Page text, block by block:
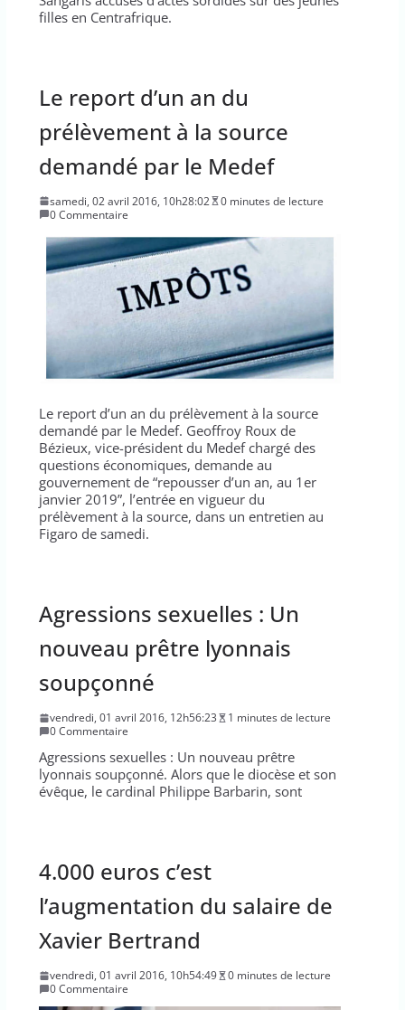
filles en Centrafrique.
Le report d’un an du
prélèvement à la source
demandé par le Medef
samedi, 02 avril 2016, 10h28:02
0 minutes de lecture
0 Commentaire
Le report d’un an du prélèvement à la source
demandé par le Medef. Geoffroy Roux de
Bézieux, vice-président du Medef chargé des
questions économiques, demande au
gouvernement de “repousser d’un an, au 1er
janvier 2019”, l’entrée en vigueur du
prélèvement à la source, dans un entretien au
Figaro de samedi.
Agressions sexuelles : Un
nouveau prêtre lyonnais
soupçonné
vendredi, 01 avril 2016, 12h56:23
1 minutes de lecture
0 Commentaire
Agressions sexuelles : Un nouveau prêtre
lyonnais soupçonné. Alors que le diocèse et son
évêque, le cardinal Philippe Barbarin, sont
4.000 euros c’est
l’augmentation du salaire de
Xavier Bertrand
vendredi, 01 avril 2016, 10h54:49
0 minutes de lecture
0 Commentaire